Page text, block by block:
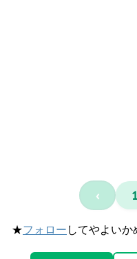
‹ 1
★フォロー してやよいか